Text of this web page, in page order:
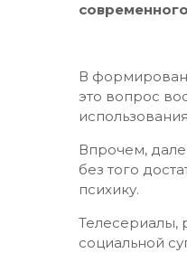
В
это вопрос
Впрочем,
без того
психику.
Телесериалы,
социальной